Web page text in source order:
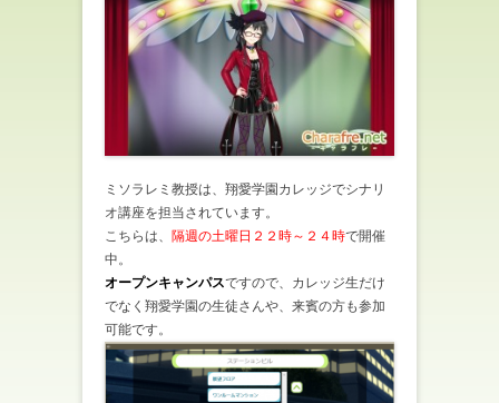
ミソラレミ教授は、翔愛学園カレッジでシナリ
オ講座を担当されています。
こちらは、 隔週の土曜日２２時～２４時で開催
中。
オープンキャンパスですので、カレッジ生だけ
でなく翔愛学園の生徒さんや、来賓の方も参加
可能です。